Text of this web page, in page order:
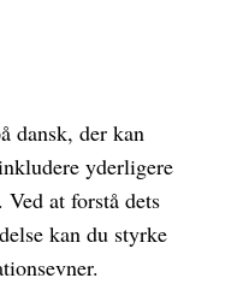
dansk, der kan
yderligere
at forstå dets
kan du styrke